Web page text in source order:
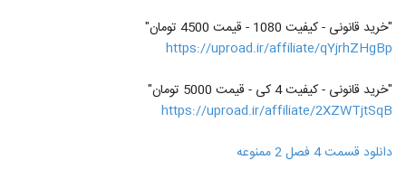
"خرید قانونی - کیفیت 1080 - قیمت 4500 تومان"
https://uproad.ir/affiliate/qYjrhZHgBp
"خرید قانونی - کیفیت 4 کی - قیمت 5000 تومان"
https://uproad.ir/affiliate/2XZWTjtSqB
دانلود قسمت 4 فصل 2 ممنوعه